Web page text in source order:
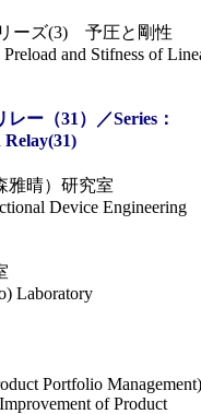
ーズ(3) 予圧と剛性
and Stifness of
ー（31）／Series：
雅晴）研究室
Device Engineering
Laboratory
Portfolio Management)
of Product